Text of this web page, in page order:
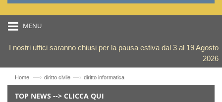
MENU
I nostri uffici saranno chiusi per la pausa estiva dal 3 al 19 Agosto
2026
Home —› diritto civile —› diritto informatica
TOP NEWS --> CLICCA QUI